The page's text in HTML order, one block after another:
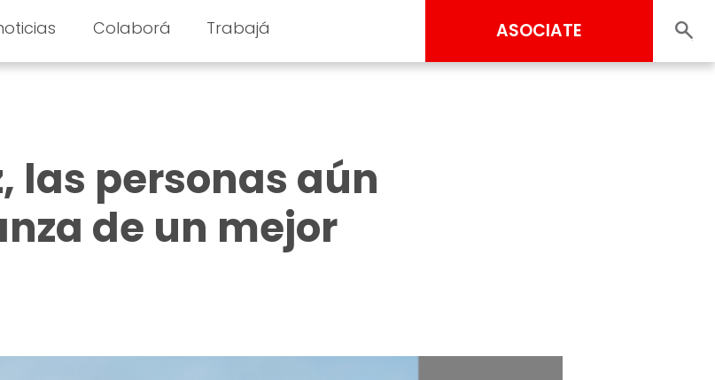
Colaborá Trabajá ASOCIATE
las personas aún
de un mejor